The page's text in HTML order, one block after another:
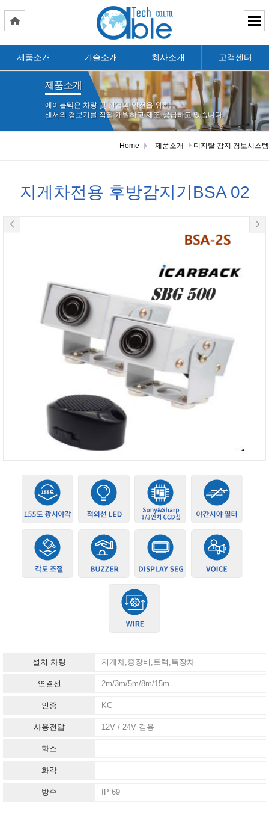
제품소개 기술소개 회사소개 고객센터
제품소개
에이블텍은 차량 및 산업의 안전을 위한
센서와 경보기를 직접 개발하고 제조·공급하고 있습니다.
Home 제품소개 디지탈 감지 경보시스템
지게차전용 후방감지기BSA 02
설치 차량 지게차,중장비,트럭,특장차
연결선 2m/3m/5m/8m/15m
인증 KC
사용전압 12V / 24V 겸용
화소
화각
방수 IP 69